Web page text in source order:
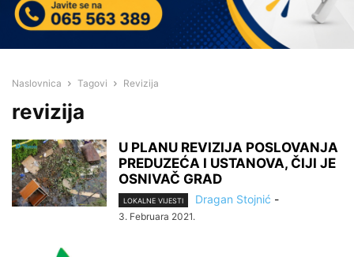
Naslovnica Tagovi Revizija
revizija
U PLANU REVIZIJA POSLOVANJA
PREDUZEĆA I USTANOVA, ČIJI JE
OSNIVAČ GRAD
LOKALNE VIJESTI Dragan Stojnić -
3. Februara 2021.